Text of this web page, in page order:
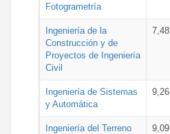
Fotogrametría
Ingeniería de la
Construcción y de
Proyectos de Ingeniería
Civil
7,48
Ingeniería de Sistemas
y Automática
9,26
Ingeniería del Terreno 9,09